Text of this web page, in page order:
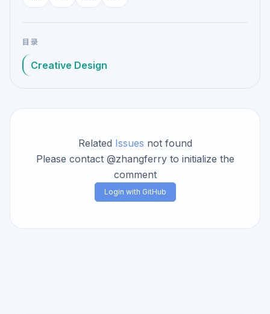
目录
Creative Design
Related Issues not found
Please contact @zhangferry to initialize the
comment
Login with GitHub